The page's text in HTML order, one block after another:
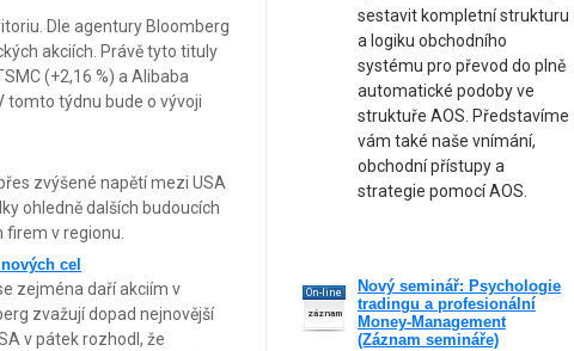
Dle agentury Bloomberg
akciích. Právě tyto tituly
(+2,16 %) a Alibaba
tomto týdnu bude o vývoji
zvýšené napětí mezi USA
ohledně dalších budoucích
firem v regionu.
cel
zejména daří akciím v
zvažují dopad nejnovější
v pátek rozhodl, že
sestavit kompletní strukturu
a logiku obchodního
systému pro převod do plně
automatické podoby ve
struktuře AOS. Představíme
vám také naše vnímání,
obchodní přístupy a
strategie pomocí AOS.
On-line
záznam
Nový seminář: Psychologie
tradingu a profesionální
Money-Management
(Záznam semináře)